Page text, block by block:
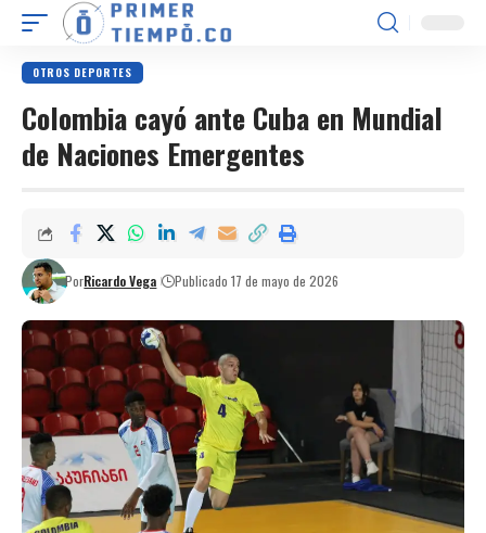
OTROS DEPORTES
Colombia cayó ante Cuba en Mundial
de Naciones Emergentes
PorRicardo Vega Publicado 17 de mayo de 2026